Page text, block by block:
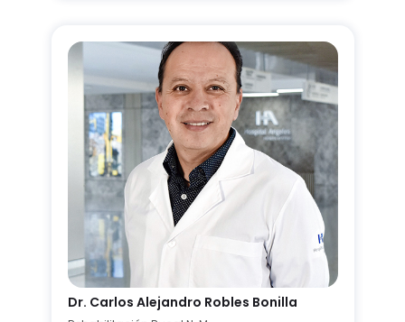
Dr. Carlos Alejandro Robles Bonilla